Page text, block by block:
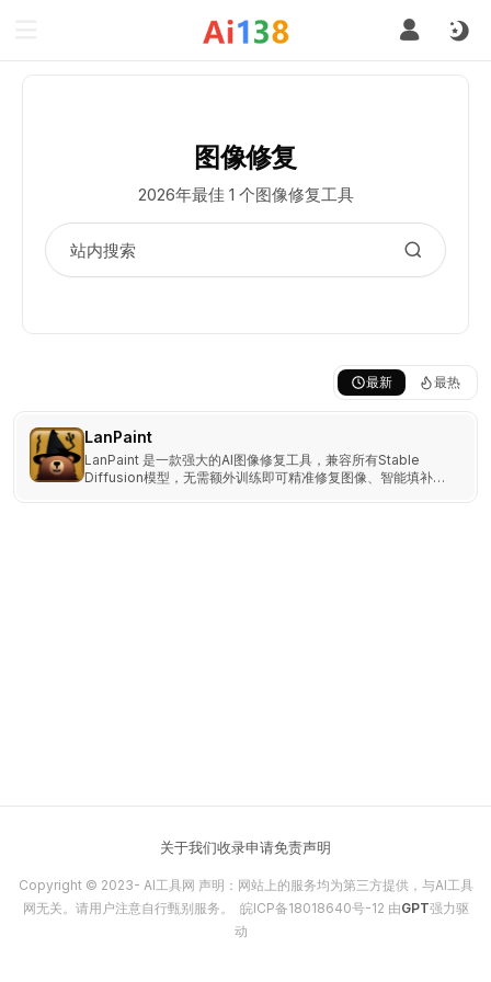
图像修复
2026年最佳 1 个图像修复工具
最新 最热
LanPaint
LanPaint 是一款强大的AI图像修复工具，兼容所有Stable
Diffusion模型，无需额外训练即可精准修复图像、智能填补缺
关于我们收录申请免责声明
Copyright © 2023- AI工具网 声明：网站上的服务均为第三方提供，与AI工具
网无关。请用户注意自行甄别服务。 皖ICP备18018640号-12 由GPT强力驱
动